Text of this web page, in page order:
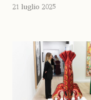
21 luglio 2025